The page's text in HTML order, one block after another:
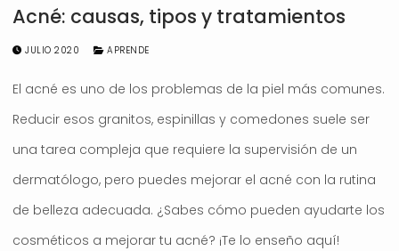
Acné: causas, tipos y tratamientos
JULIO 2020 APRENDE
El acné es uno de los problemas de la piel más comunes.
Reducir esos granitos, espinillas y comedones suele ser
una tarea compleja que requiere la supervisión de un
dermatólogo, pero puedes mejorar el acné con la rutina
de belleza adecuada. ¿Sabes cómo pueden ayudarte los
cosméticos a mejorar tu acné? ¡Te lo enseño aquí!